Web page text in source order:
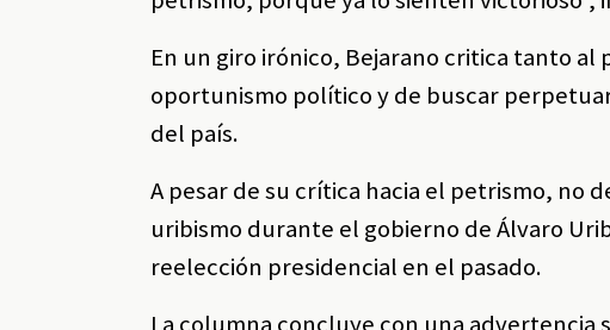
En un giro irónico, Bejarano critica tanto
oportunismo político y de buscar
del país.
A pesar de su crítica hacia el petrismo, no
uribismo durante el gobierno de Álvaro
reelección presidencial en el pasado.